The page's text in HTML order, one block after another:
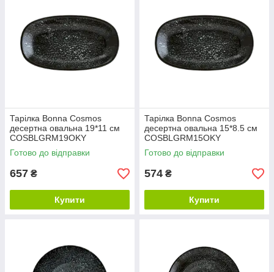
Тарілка Bonna Cosmos
десертна овальна 19*11 см
COSBLGRM19OKY
Готово до відправки
657 ₴
Купити
Тарілка Bonna Cosmos
десертна овальна 15*8.5 см
COSBLGRM15OKY
Готово до відправки
574 ₴
Купити